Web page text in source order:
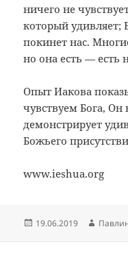
ничего не
который удивляет;
покинет нас.
но она есть — есть
Опыт Иакова
чувствуем Бога,
демонстрирует
Божьего
www.ieshua.org
Опубликовано
19.06.2019 Автор